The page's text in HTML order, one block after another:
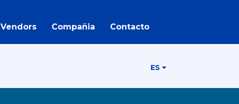
Vendors Compañia Contacto
ES